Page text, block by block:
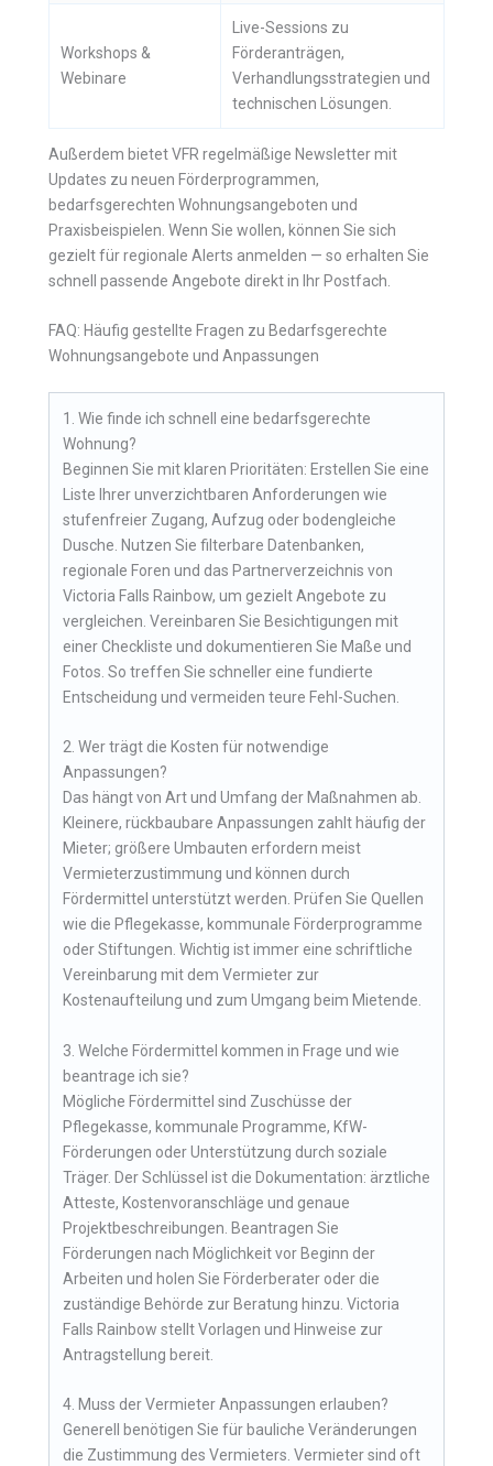
Workshops &
Webinare
Live-Sessions zu
Förderanträgen,
Verhandlungsstrategien und
technischen Lösungen.
Außerdem bietet VFR regelmäßige Newsletter mit
Updates zu neuen Förderprogrammen,
bedarfsgerechten Wohnungsangeboten und
Praxisbeispielen. Wenn Sie wollen, können Sie sich
gezielt für regionale Alerts anmelden — so erhalten Sie
schnell passende Angebote direkt in Ihr Postfach.
FAQ: Häufig gestellte Fragen zu Bedarfsgerechte
Wohnungsangebote und Anpassungen
1. Wie finde ich schnell eine bedarfsgerechte
Wohnung?
Beginnen Sie mit klaren Prioritäten: Erstellen Sie eine
Liste Ihrer unverzichtbaren Anforderungen wie
stufenfreier Zugang, Aufzug oder bodengleiche
Dusche. Nutzen Sie filterbare Datenbanken,
regionale Foren und das Partnerverzeichnis von
Victoria Falls Rainbow, um gezielt Angebote zu
vergleichen. Vereinbaren Sie Besichtigungen mit
einer Checkliste und dokumentieren Sie Maße und
Fotos. So treffen Sie schneller eine fundierte
Entscheidung und vermeiden teure Fehl-Suchen.
2. Wer trägt die Kosten für notwendige
Anpassungen?
Das hängt von Art und Umfang der Maßnahmen ab.
Kleinere, rückbaubare Anpassungen zahlt häufig der
Mieter; größere Umbauten erfordern meist
Vermieterzustimmung und können durch
Fördermittel unterstützt werden. Prüfen Sie Quellen
wie die Pflegekasse, kommunale Förderprogramme
oder Stiftungen. Wichtig ist immer eine schriftliche
Vereinbarung mit dem Vermieter zur
Kostenaufteilung und zum Umgang beim Mietende.
3. Welche Fördermittel kommen in Frage und wie
beantrage ich sie?
Mögliche Fördermittel sind Zuschüsse der
Pflegekasse, kommunale Programme, KfW-
Förderungen oder Unterstützung durch soziale
Träger. Der Schlüssel ist die Dokumentation: ärztliche
Atteste, Kostenvoranschläge und genaue
Projektbeschreibungen. Beantragen Sie
Förderungen nach Möglichkeit vor Beginn der
Arbeiten und holen Sie Förderberater oder die
zuständige Behörde zur Beratung hinzu. Victoria
Falls Rainbow stellt Vorlagen und Hinweise zur
Antragstellung bereit.
4. Muss der Vermieter Anpassungen erlauben?
Generell benötigen Sie für bauliche Veränderungen
die Zustimmung des Vermieters. Vermieter sind oft